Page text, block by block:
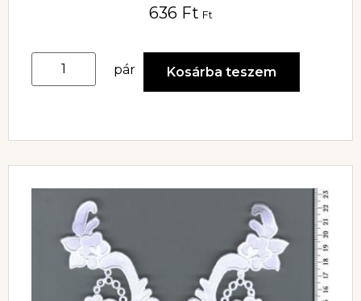
636 Ft Ft
pár Kosárba teszem